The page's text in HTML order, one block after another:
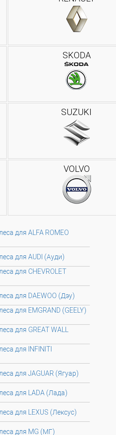
SKODA
SUZUKI
VOLVO
для ALFA ROMEO
для AUDI (Ауди)
для CHEVROLET
для DAEWOO (Дэу)
для EMGRAND (GEELY)
для GREAT WALL
для INFINITI
для JAGUAR (Ягуар)
для LADA (Лада)
для LEXUS (Лексус)
для MG (МГ)